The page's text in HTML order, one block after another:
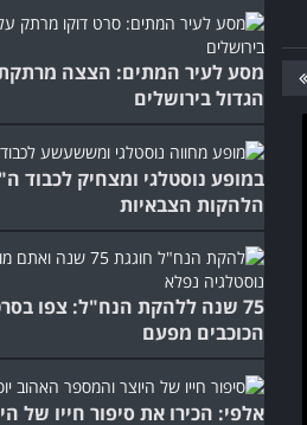
מסע לעיר המתים: הצצה
הגדול בירושלים
במופע נוסטלגי ומצחיק לכבוד
הלהקות הצבאיות
75 שנה ללהקת הנח"ל: צפו
הכוכבים מפעם
אלפי: הכירו את סיפור חייו של